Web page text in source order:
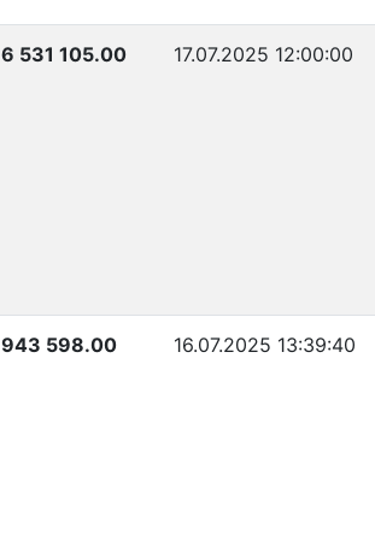
6 531 105.00 17.07.2025 12:00:00
943 598.00 16.07.2025 13:39:40